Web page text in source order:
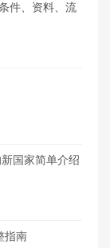
件、资料、流
国家简单介绍
指南